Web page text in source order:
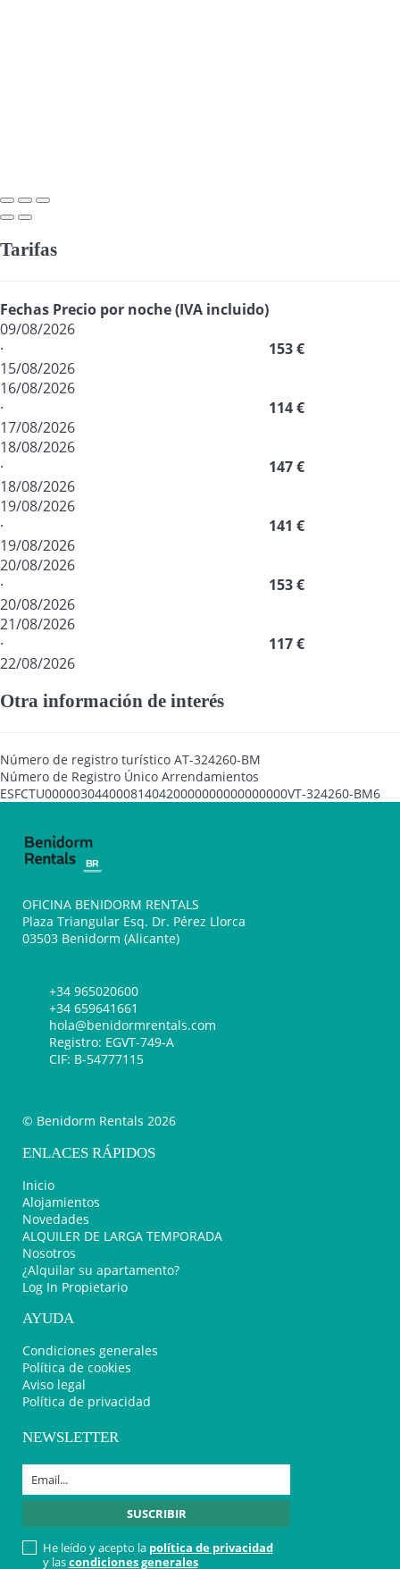
Tarifas
Fechas Precio por noche (IVA incluido)
09/08/2026
·
15/08/2026
153 €
16/08/2026
·
17/08/2026
114 €
18/08/2026
·
18/08/2026
147 €
19/08/2026
·
19/08/2026
141 €
20/08/2026
·
20/08/2026
153 €
21/08/2026
·
22/08/2026
117 €
Otra información de interés
Número de registro turístico AT-324260-BM
Número de Registro Único Arrendamientos
ESFCTU0000030440008140420000000000000000VT-324260-BM6
OFICINA BENIDORM RENTALS
Plaza Triangular Esq. Dr. Pérez Llorca
03503 Benidorm (Alicante)
+34 965020600
+34 659641661
hola@benidormrentals.com
Registro: EGVT-749-A
CIF: B-54777115
© Benidorm Rentals 2026
ENLACES RÁPIDOS
Inicio
Alojamientos
Novedades
ALQUILER DE LARGA TEMPORADA
Nosotros
¿Alquilar su apartamento?
Log In Propietario
AYUDA
Condiciones generales
Política de cookies
Aviso legal
Política de privacidad
NEWSLETTER
He leído y acepto la política de privacidad
y lascondiciones generales